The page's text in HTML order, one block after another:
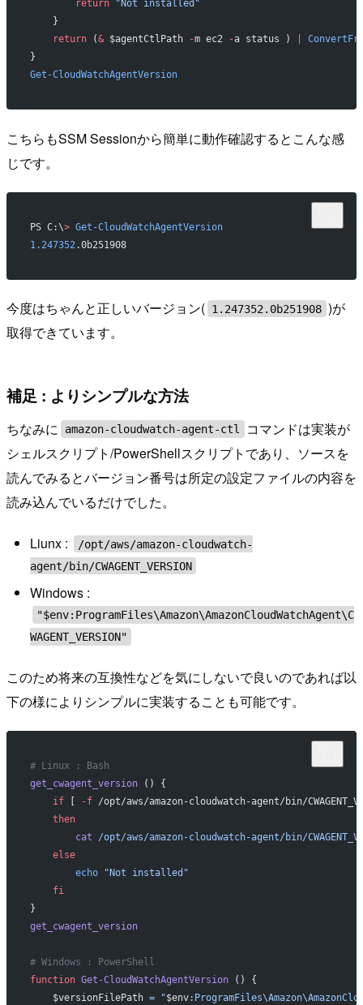
        return
"Not installed"
    }
    return
(& $agentCtlPath -m ec2 -a status )
}
Get-CloudWatchAgentVersion
こちらもSSM Sessionから簡単に動作確認するとこんな感
じです。
PS C:\> Get-CloudWatchAgentVersion
1.247352 .0b251908
今度はちゃんと正しいバージョン( 1.247352.0b251908 )が
取得できています。
補足 : よりシンプルな方法
ちなみに amazon-cloudwatch-agent-ctl
コマンドは実装が
シェルスクリプト/PowerShellスクリプトであり、ソースを
読んでみるとバージョン番号は所定の設定ファイルの内容を
読み込んでいるだけでした。
Liunx :
/opt/aws/amazon-cloudwatch-
agent/bin/CWAGENT_VERSION
Windows :
"$env:ProgramFiles\Amazon\AmazonCloudWatchAgent\C
WAGENT_VERSION"
このため将来の互換性などを気にしないで良いのであれば以
下の様によりシンプルに実装することも可能です。
# Linux : Bash
get_cwagent_version () {
    if
[ -f /opt/aws/amazon-cloudwatch-agent/bin/
    then
        cat
/opt/aws/amazon-cloudwatch-agent/bin/
    else
        echo
"Not installed"
    fi
}
get_cwagent_version
# Windows : PowerShell
function Get-CloudWatchAgentVersion () {
    $versionFilePath
= "$env